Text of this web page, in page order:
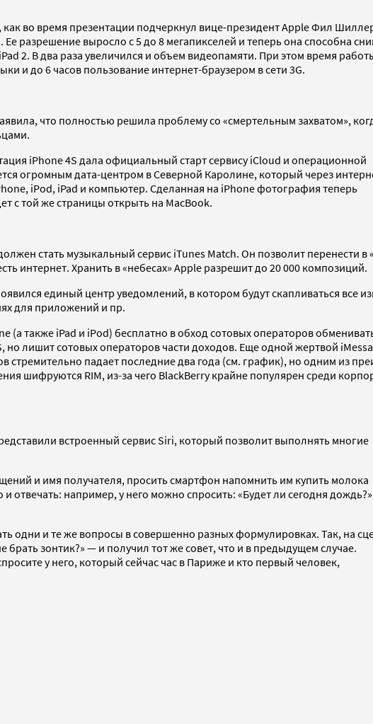
во время презентации подчеркнул вице-президент Apple Фил
разрешение выросло с 5 до 8 мегапикселей и теперь она способна
2. В два раза увеличился и объем видеопамяти. При этом время
и до 6 часов пользование интернет-браузером в сети 3G.
что полностью решила проблему со «смертельным захватом»,
iPhone 4S дала официальный старт сервису iCloud и операционной
огромным дата-центром в Северной Каролине, который через
iPod, iPad и компьютер. Сделанная на iPhone фотография теперь
с той же страницы открыть на MacBook.
стать музыкальный сервис iTunes Match. Он позволит перенести
интернет. Хранить в «небесах» Apple разрешит до 20 000 композиций.
единый центр уведомлений, в котором будут скапливаться
для приложений и пр.
(а также iPad и iPod) бесплатно в обход сотовых операторов
лишит сотовых операторов части доходов. Еще одной жертвой
стремительно падает последние два года (см. график), но одним из
шифруются RIM, из-за чего BlackBerry крайне популярен среди
встроенный сервис Siri, который позволит выполнять многие
и имя получателя, просить смартфон напомнить им купить молока
отвечать: например, у него можно спросить: «Будет ли сегодня
одни и те же вопросы в совершенно разных формулировках. Так, на
зонтик?» — и получил тот же совет, что и в предыдущем случае.
у него, который сейчас час в Париже и кто первый человек,